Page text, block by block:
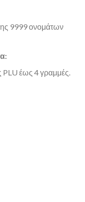
9999 ονομάτων
PLU έως 4 γραμμές.